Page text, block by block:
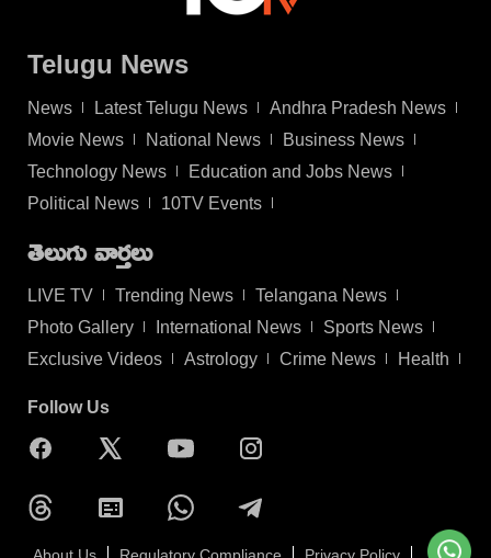
Telugu News
News Latest Telugu News
Andhra Pradesh News
Movie News
National News
Business News
Technology News
Education and Jobs News
Political News
10TV Events
తెలుగు వార్తలు
LIVE TV Trending News
Telangana News
Photo Gallery
International News
Sports News
Exclusive Videos
Astrology Crime News Health
Follow Us